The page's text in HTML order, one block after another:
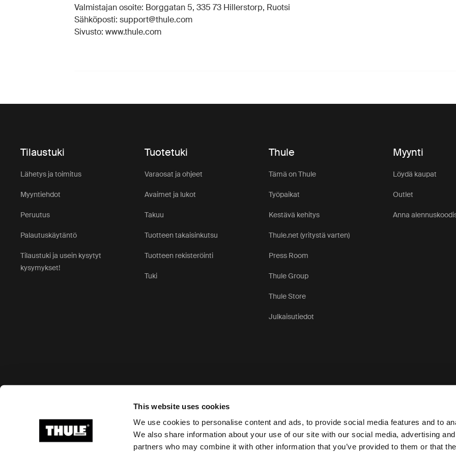
This website uses cookies
We use cookies to personalise content and ads, to provide social media features and to
We also share information about your use of our site with our social media, advertising
partners who may combine it with other information that you’ve provided to them or that
Valmistajan osoite: Borggatan 5, 335 73 Hillerstorp, Ruotsi
Sähköposti: support@thule.com
Sivusto: www.thule.com
Tilaustuki
Lähetys ja toimitus
Myyntiehdot
Peruutus
Palautuskäytäntö
Tilaustuki ja usein kysytyt
kysymykset!
Tuotetuki
Varaosat ja ohjeet
Avaimet ja lukot
Takuu
Tuotteen takaisinkutsu
Tuotteen rekisteröinti
Tuki
Thule
Tämä on Thule
Työpaikat
Kestävä kehitys
Thule.net (yritystä varten)
Press Room
Thule Group
Thule Store
Julkaisutiedot
Myynti
Löydä kaupat
Outlet
Anna
Ⓒ 2026 Thule Group Kaikki oikeudet pidätetään